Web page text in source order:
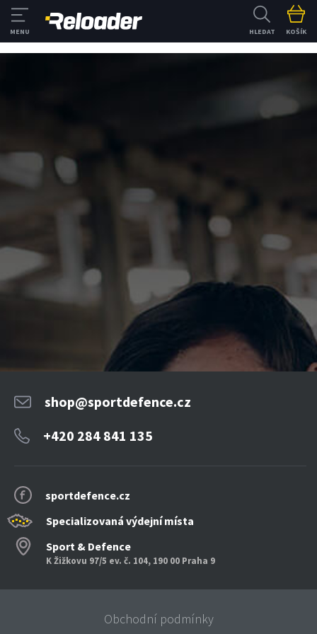
HLEDAT KOŠÍK
sportdefence.cz
Specializovaná výdejní místa
Sport & Defence
K Žižkovu 97/5 ev. č. 104, 190 00 Praha 9
shop@sportdefence.cz
+420 284 841 135
Obchodní podmínky